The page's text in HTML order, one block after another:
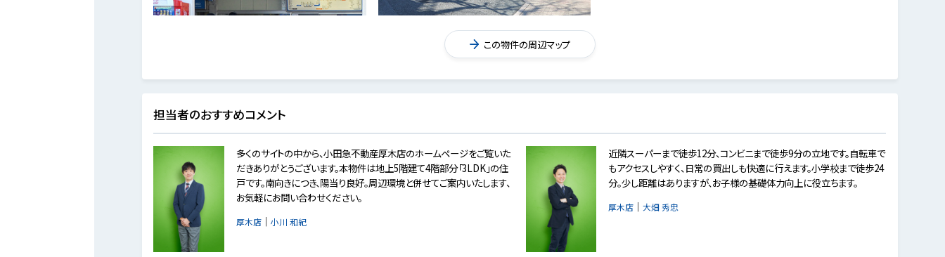
この物件の周辺マップ
担当者のおすすめコメント
多くのサイトの中から、小田急不動産厚木店のホームページをご覧いた
だきありがとうございます。本物件は地上5階建て4階部分「3LDK」の住
戸です。南向きにつき、陽当り良好。周辺環境と併せてご案内いたします、
お気軽にお問い合わせください。
厚木店｜ 小川 和紀
近隣スーパーまで徒歩12分、コンビニまで徒歩9分の立地です。自転車で
もアクセスしやすく、日常の買出しも快適に行えます。小学校まで徒歩24
分。少し距離はありますが、お子様の基礎体力向上に役立ちます。
厚木店 ｜大畑 秀忠